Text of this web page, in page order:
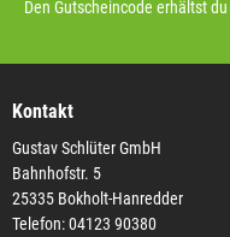
Den Gutscheincode erhältst
Kontakt
Gustav Schlüter GmbH
Bahnhofstr. 5
25335 Bokholt-Hanredder
Telefon: 04123 90380